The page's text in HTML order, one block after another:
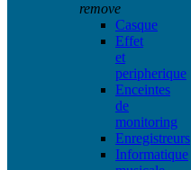
remove
Casque
Effet
et
peripherique
Enceintes
de
monitoring
Enregistreurs
Informatique